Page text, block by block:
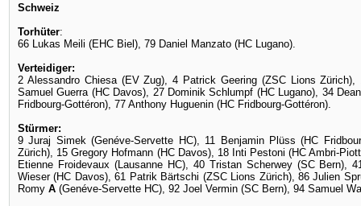
Schweiz
Torhüter:
66 Lukas Meili (EHC Biel), 79 Daniel Manzato (HC Lugano).
Verteidiger:
2 Alessandro Chiesa (EV Zug), 4 Patrick Geering (ZSC Lions
Samuel Guerra (HC Davos), 27 Dominik Schlumpf (HC Lugano), 34
Fridbourg-Gottéron), 77 Anthony Huguenin (HC Fridbourg-Gottéron).
Stürmer:
9 Juraj Simek (Genéve-Servette HC), 11 Benjamin Plüss (HC
Zürich), 15 Gregory Hofmann (HC Davos), 18 Inti Pestoni (HC Ambri-
Etienne Froidevaux (Lausanne HC), 40 Tristan Scherwey (SC Bern),
Wieser (HC Davos), 61 Patrik Bärtschi (ZSC Lions Zürich), 86 Julien
Romy A (Genéve-Servette HC), 92 Joel Vermin (SC Bern), 94 Samuel